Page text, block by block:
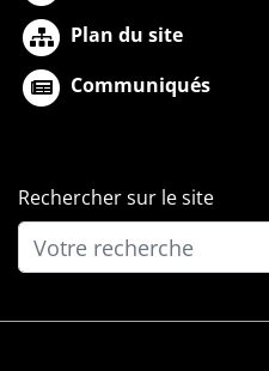
Plan du site
Communiqués
Rechercher sur le site